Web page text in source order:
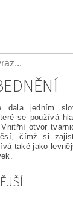
dala jedním
se používá
otvor
čímž si
také jako